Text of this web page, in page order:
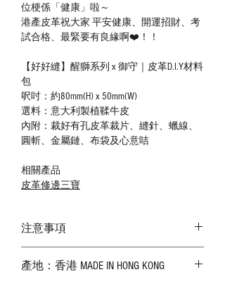
位梗係「健康」啦～
港產皮革祝大家 平安健康、開運招財、考
試合格、最緊要有良緣啊❤️！！
【好好縫】醒獅系列 x 御守｜皮革D.I.Y材料
包
呎吋：約80mm(H) x 50mm(W)
選料：意大利製植鞣牛皮
內附：裁好有孔皮革裁片、縫針、蠟線、
圓斬、金屬鏈、布袋及心意咭
相關產品
皮革修邊三寶
注意事項
實物為準；
產地：香港 MADE IN HONG KONG